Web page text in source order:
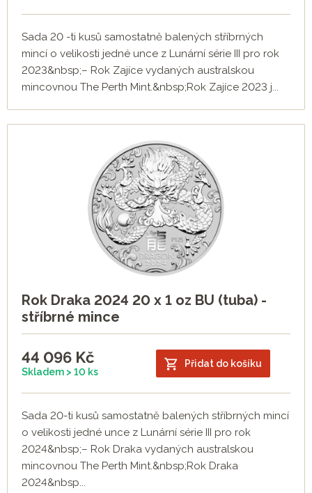
Sada 20 -ti kusů samostatně balených stříbrných
mincí o velikosti jedné unce z Lunární série III pro rok
2023&nbsp;– Rok Zajíce vydaných australskou
mincovnou The Perth Mint.&nbsp;Rok Zajíce 2023 j...
Rok Draka 2024 20 x 1 oz BU (tuba) -
stříbrné mince
44 096 Kč
Skladem > 10 ks
Přidat do košíku
Sada 20-ti kusů samostatně balených stříbrných mincí
o velikosti jedné unce z Lunární série III pro rok
2024&nbsp;– Rok Draka vydaných australskou
mincovnou The Perth Mint.&nbsp;Rok Draka
2024&nbsp...